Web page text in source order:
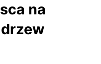
na